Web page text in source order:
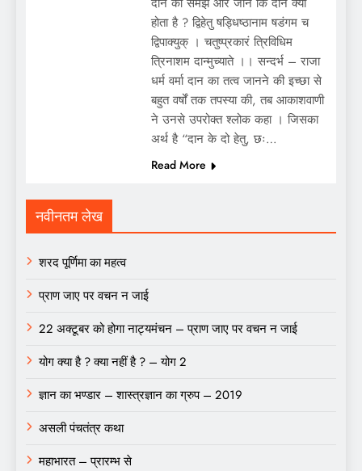
होता है ? द्विहेतु षड्धिष्ठानाम षडंगम च
द्विपाक्युक् । चतुष्प्रकारं त्रिविधिम
त्रिनाशम दान्मुच्याते ।। सन्दर्भ – राजा
धर्म वर्मा दान का तत्व जानने की इच्छा से
बहुत वर्षों तक तपस्या की, तब आकाशवाणी
ने उनसे उपरोक्त श्लोक कहा । जिसका
अर्थ है “दान के दो हेतु, छः…
Read More
नवीनतम लेख
शरद पूर्णिमा का महत्व
प्राण जाए पर वचन न जाई
22 अक्टूबर को होगा नाट्यमंचन – प्राण जाए पर वचन न जाई
योग क्या है ? क्या नहीं है ? – योग 2
ज्ञान का भण्डार – शास्त्रज्ञान का ग्रुप – 2019
असली पंचतंत्र कथा
महाभारत – प्रारम्भ से